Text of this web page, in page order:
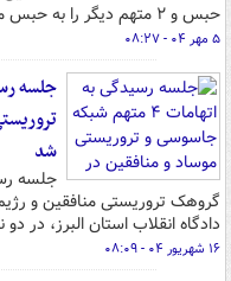
حبس و ۲ متهم دیگر را به حبس محکوم کرد.
۵ مهر ۰۴ - ۰۸:۲۷
شد
دادگاه انقلاب استان البرز، در
۱۶ شهریور ۰۴ - ۰۸:۰۹